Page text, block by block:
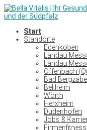
Start
Standorte
Edenkoben
Landau
Landau Messe
Offenbach
Bad
Bellheim
Wörth
Herxheim
Dudenhofen
Jobs &
Firmenfitness